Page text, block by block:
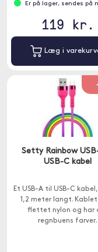
Er på lager, sendes på
119 kr.
Læg i
Setty Rainbow
USB-C kabel
Et USB-A til USB-C
1,2 meter langt.
flettet nylon og har
regnbuens farver.